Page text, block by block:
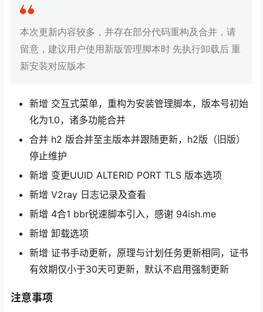
本次更新内容较多，并存在部分代码重构及合并，请
留意，建议用户使用新版管理脚本时 先执行卸载后 重
新安装对应版本
新增 交互式菜单，重构为安装管理脚本，版本号初始
化为1.0，诸多功能合并
合并 h2 版合并至主版本并跟随更新，h2版（旧版）
停止维护
新增 变更UUID ALTERID PORT TLS 版本选项
新增 V2ray 日志记录及查看
新增 4合1 bbr锐速脚本引入，感谢 94ish.me
新增 卸载选项
新增 证书手动更新，原理与计划任务更新相同，证书
有效期仅小于30天可更新，默认不启用强制更新
注意事项